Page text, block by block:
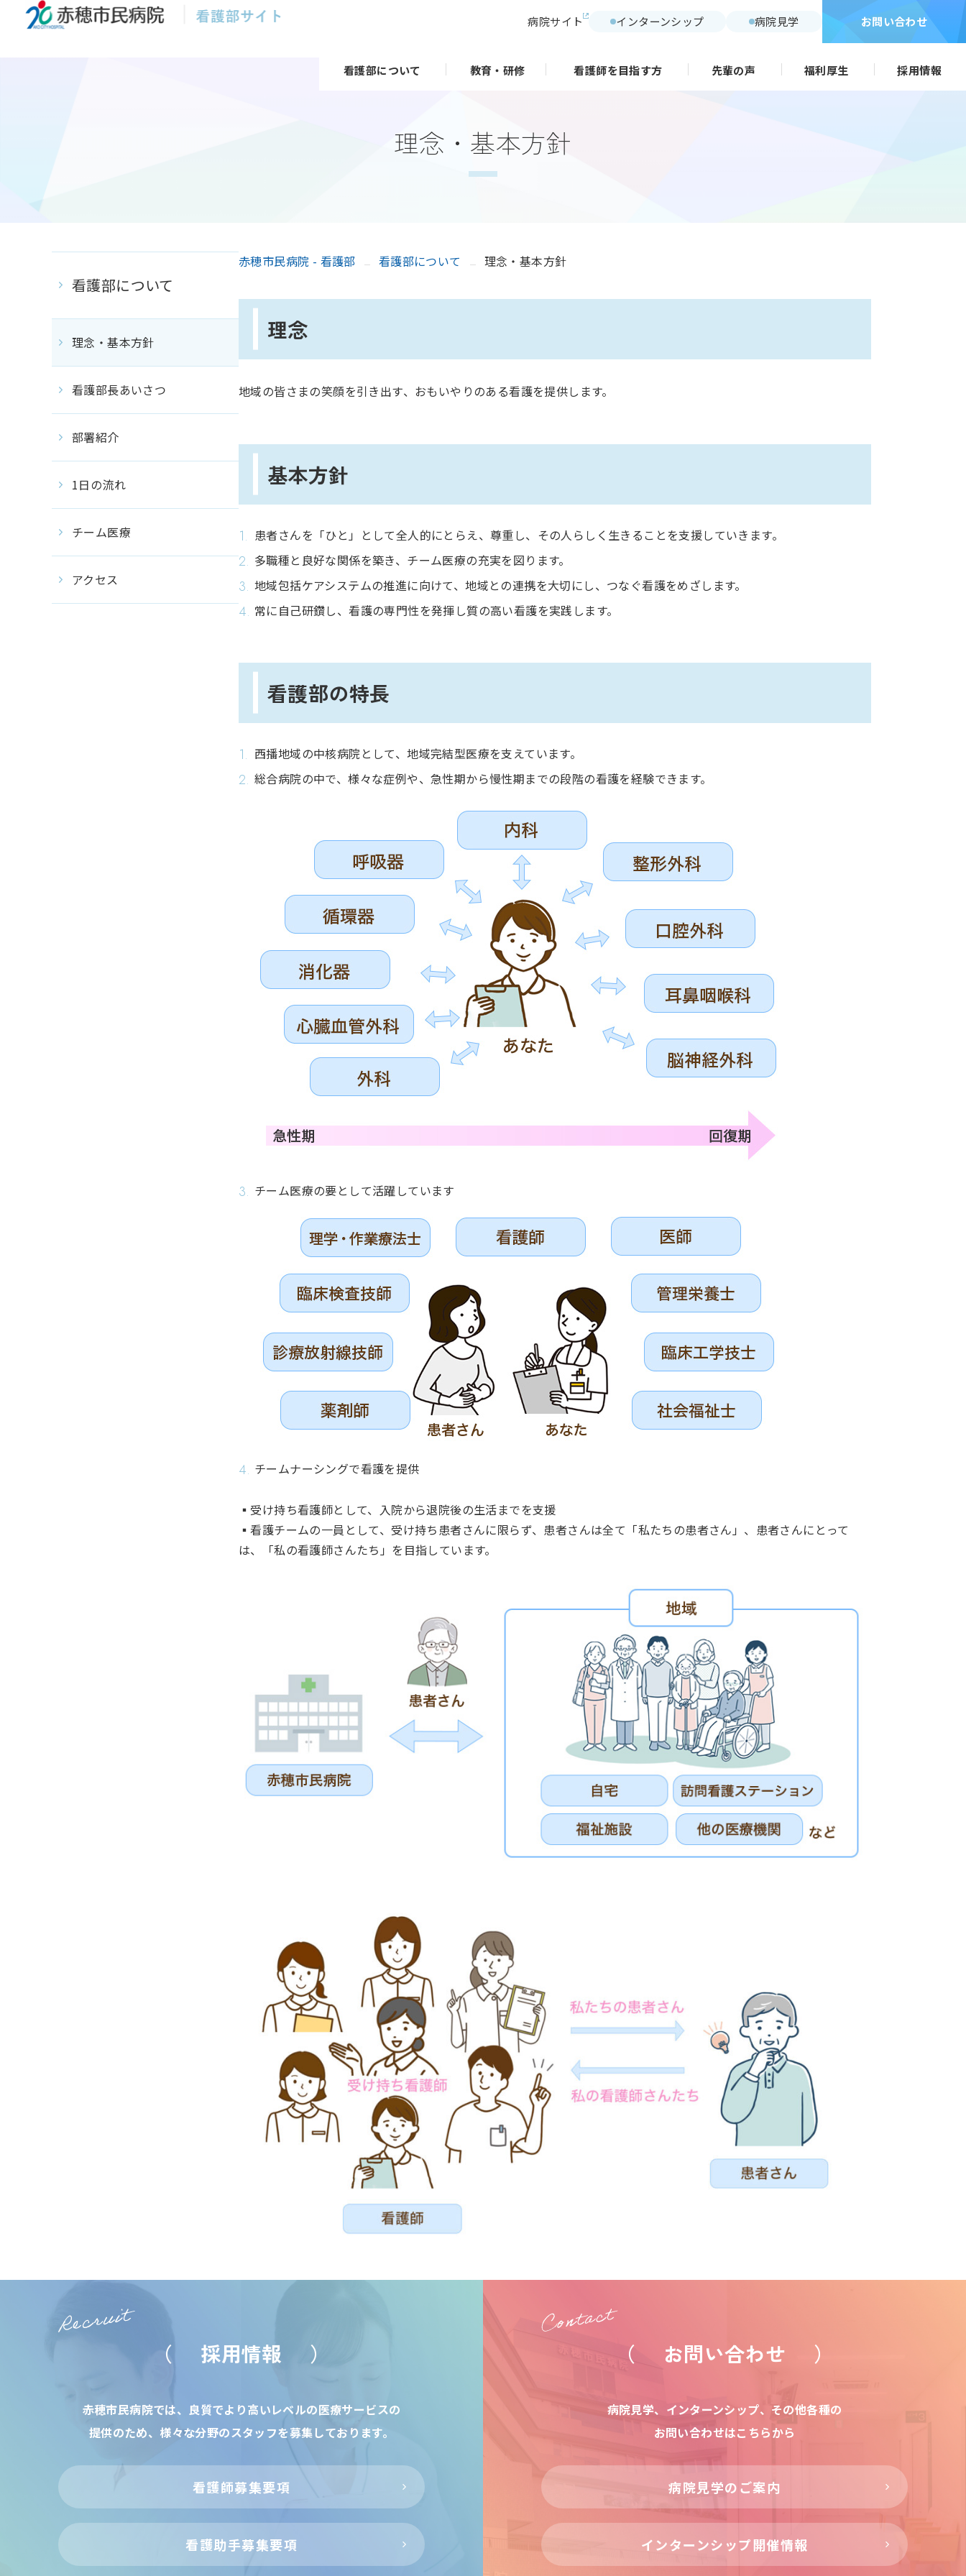
病院サイト インターンシップ 病院見学 お問い合わせ
看護部について 教育・研修 看護師を目指す方 先輩の声 福利厚生 採用情報
理念・基本方針
看護部について
理念・基本方針
看護部長あいさつ
部署紹介
1日の流れ
チーム医療
アクセス
赤穂市民病院 - 看護部 看護部について 理念・基本方針
理念
地域の皆さまの笑顔を引き出す、おもいやりのある看護を提供します。
基本方針
患者さんを「ひと」として全人的にとらえ、尊重し、その人らしく生きることを支援していきます。
多職種と良好な関係を築き、チーム医療の充実を図ります。
地域包括ケアシステムの推進に向けて、地域との連携を大切にし、つなぐ看護をめざします。
常に自己研鑽し、看護の専門性を発揮し質の高い看護を実践します。
看護部の特長
西播地域の中核病院として、地域完結型医療を支えています。
総合病院の中で、様々な症例や、急性期から慢性期までの段階の看護を経験できます。
チーム医療の要として活躍しています
チームナーシングで看護を提供
▪受け持ち看護師として、入院から退院後の生活までを支援
▪看護チームの一員として、受け持ち患者さんに限らず、患者さんは全て「私たちの患者さん」、患者さんにとって
は、「私の看護師さんたち」を目指しています。
採用情報
赤穂市民病院では、良質でより高いレベルの医療サービスの
提供のため、様々な分野のスタッフを募集しております。
看護師募集要項
看護助手募集要項
お問い合わせ
病院見学、インターンシップ、その他各種の
お問い合わせはこちらから
病院見学のご案内
インターンシップ開催情報